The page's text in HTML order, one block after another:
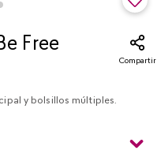
Free
Compartir
y bolsillos múltiples.